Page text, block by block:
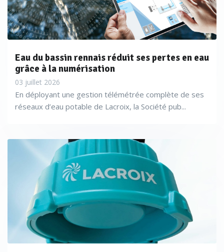
Eau du bassin rennais réduit ses pertes en eau
grâce à la numérisation
03 juillet 2026
En déployant une gestion télémétrée complète de ses
réseaux d’eau potable de Lacroix, la Société pub...